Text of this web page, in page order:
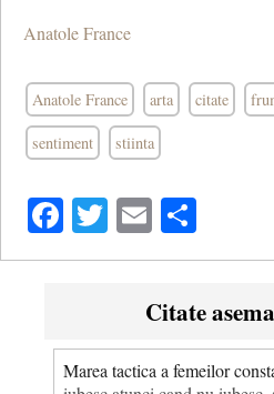
Anatole France
Anatole France arta citate
sentiment stiinta
Facebook
Twitter
Email
Citate
Marea tactica a femeilor